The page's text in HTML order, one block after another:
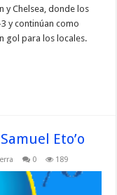
y Chelsea, donde los
y continúan como
gol para los locales.
Eto’o
0 189